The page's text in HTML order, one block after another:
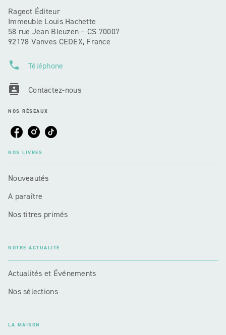
Rageot Éditeur
Immeuble Louis Hachette
58 rue Jean Bleuzen – CS 70007
92178 Vanves CEDEX, France
phone Téléphone
contacts Contactez-nous
NOS RÉSEAUX
NOS LIVRES
Nouveautés
A paraître
Nos titres primés
NOTRE ACTUALITÉ
Actualités et Événements
Nos sélections
LA MAISON